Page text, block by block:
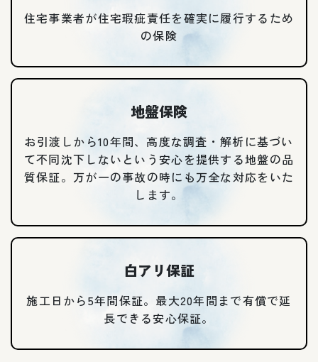
住宅事業者が住宅瑕疵責任を確実に履行するため
の保険
地盤保険
お引渡しから10年間、高度な調査・解析に基づい
て不同沈下しないという安心を提供する地盤の品
質保証。万が一の事故の時にも万全な対応をいた
します。
白アリ保証
施工日から5年間保証。最大20年間まで有償で延
長できる安心保証。